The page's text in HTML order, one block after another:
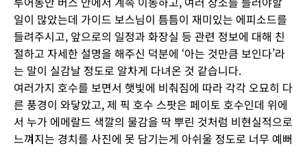
일이 많았는데 가이드 보스님이 틈틈이 재미있는 에피소드를
들려주시고, 앞으로의 일정과 화장실 등 관련 정보에 대해 친
절하고 자세한 설명을 해주신 덕분에 ‘아는 것만큼 보인다’라
는 말이 실감날 정도로 알차게 다녀온 것 같습니다.
여러가지 호수를 보면서 햇빛에 비춰짐에 따라 각각 오묘히 다
른 풍경이 와닿았고, 제 픽 호수 스팟은 페이토 호수인데 위에
서 누가 에메랄드 색깔의 물감을 딱 뿌린 것처럼 비현실적으로
느껴지는 경치를 사진에 못 담기는게 아쉬울 정도로 너무 예뻐